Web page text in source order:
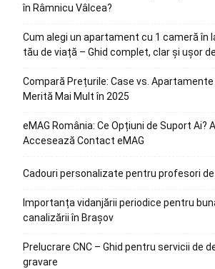
în Râmnicu Vâlcea?
Cum alegi un apartament cu 1 cameră în
tău de viață – Ghid complet, clar și ușor
Compară Prețurile: Case vs. Apartamente
Merită Mai Mult în 2025
eMAG România: Ce Opțiuni de Suport Ai?
Accesează Contact eMAG
Cadouri personalizate pentru profesori
Importanța vidanjării periodice pentru
canalizării în Brașov
Prelucrare CNC – Ghid pentru servicii de
gravare